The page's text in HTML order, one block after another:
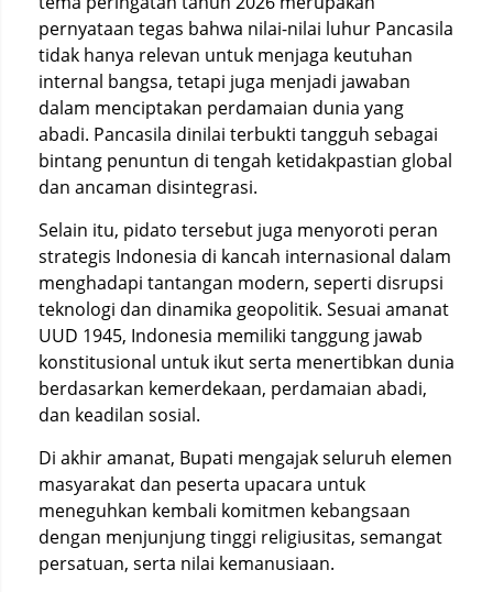
pernyataan tegas bahwa nilai-nilai luhur Pancasila
tidak hanya relevan untuk menjaga keutuhan
internal bangsa, tetapi juga menjadi jawaban
dalam menciptakan perdamaian dunia yang
abadi. Pancasila dinilai terbukti tangguh sebagai
bintang penuntun di tengah ketidakpastian global
dan ancaman disintegrasi.
Selain itu, pidato tersebut juga menyoroti peran
strategis Indonesia di kancah internasional dalam
menghadapi tantangan modern, seperti disrupsi
teknologi dan dinamika geopolitik. Sesuai amanat
UUD 1945, Indonesia memiliki tanggung jawab
konstitusional untuk ikut serta menertibkan dunia
berdasarkan kemerdekaan, perdamaian abadi,
dan keadilan sosial.
Di akhir amanat, Bupati mengajak seluruh elemen
masyarakat dan peserta upacara untuk
meneguhkan kembali komitmen kebangsaan
dengan menjunjung tinggi religiusitas, semangat
persatuan, serta nilai kemanusiaan.